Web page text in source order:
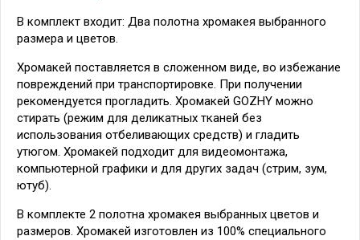
В комплект входит: Два полотна хромакея выбранного
размера и цветов.
Хромакей поставляется в сложенном виде, во избежание
повреждений при транспортировке. При получении
рекомендуется прогладить. Хромакей GOZHY можно
стирать (режим для деликатных тканей без
использования отбеливающих средств) и гладить
утюгом. Хромакей подходит для видеомонтажа,
компьютерной графики и для других задач (стрим, зум,
ютуб).
В комплекте 2 полотна хромакея выбранных цветов и
размеров. Хромакей изготовлен из 100% специального